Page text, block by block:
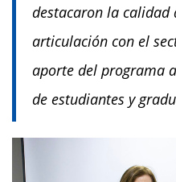
destacaron la
articulación con el
aporte del programa
de estudiantes y